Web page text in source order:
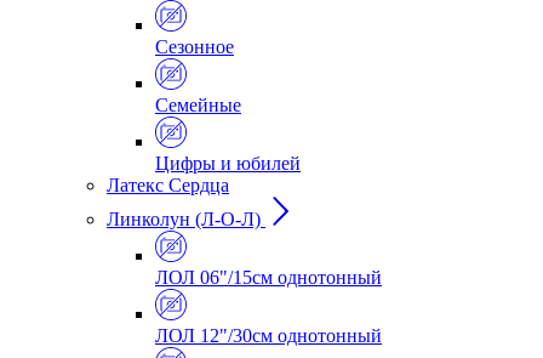
Сезонное
Семейные
Цифры и юбилей
Латекс Сердца
Линколун (Л-О-Л)
ЛОЛ 06"/15см однотонный
ЛОЛ 12"/30см однотонный